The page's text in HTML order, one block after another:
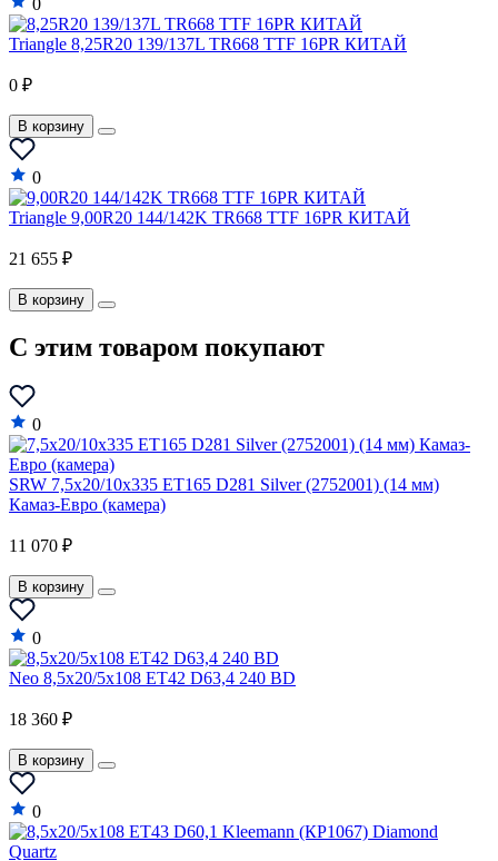
Triangle 8,25R20 139/137L TR668 TTF 16PR КИТАЙ
0 ₽
В корзину
0
Triangle 9,00R20 144/142K TR668 TTF 16PR КИТАЙ
21 655 ₽
В корзину
C этим товаром покупают
0
SRW 7,5x20/10x335 ET165 D281 Silver (2752001) (14 мм)
Камаз-Евро (камера)
11 070 ₽
В корзину
0
Neo 8,5x20/5x108 ET42 D63,4 240 BD
18 360 ₽
В корзину
0